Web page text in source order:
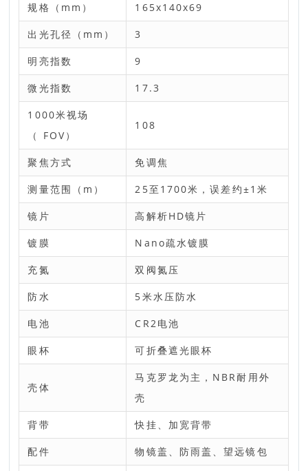
规格（mm） 165x140x69
出光孔径（mm） 3
明亮指数 9
微光指数 17.3
1000米视场
（ FOV）
108
聚焦方式 免调焦
测量范围（m） 25至1700米，误差约±1米
镜片 高解析HD镜片
镀膜 Nano疏水镀膜
充氮 双阀氮压
防水 5米水压防水
电池 CR2电池
眼杯 可折叠遮光眼杯
壳体
马克罗龙为主，NBR耐用外
壳
背带 快挂、加宽背带
配件 物镜盖、防雨盖、望远镜包